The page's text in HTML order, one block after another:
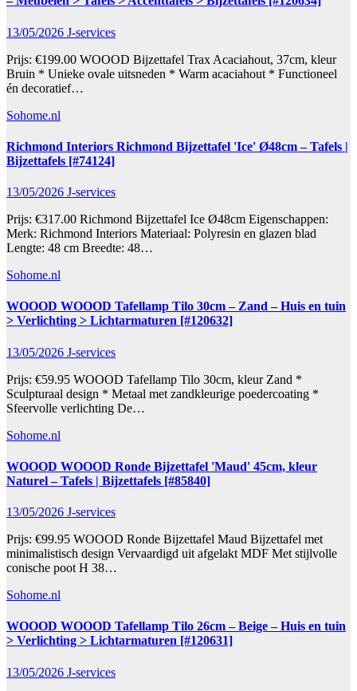
13/05/2026 J-services
Prijs: €199.00 WOOOD Bijzettafel Trax Acaciahout, 37cm, kleur
Bruin * Unieke ovale uitsneden * Warm acaciahout * Functioneel
én decoratief…
Sohome.nl
Richmond Interiors Richmond Bijzettafel 'Ice' Ø48cm – Tafels |
Bijzettafels [#74124]
13/05/2026 J-services
Prijs: €317.00 Richmond Bijzettafel Ice Ø48cm Eigenschappen:
Merk: Richmond Interiors Materiaal: Polyresin en glazen blad
Lengte: 48 cm Breedte: 48…
Sohome.nl
WOOOD WOOOD Tafellamp Tilo 30cm – Zand – Huis en tuin
> Verlichting > Lichtarmaturen [#120632]
13/05/2026 J-services
Prijs: €59.95 WOOOD Tafellamp Tilo 30cm, kleur Zand *
Sculpturaal design * Metaal met zandkleurige poedercoating *
Sfeervolle verlichting De…
Sohome.nl
WOOOD WOOOD Ronde Bijzettafel 'Maud' 45cm, kleur
Naturel – Tafels | Bijzettafels [#85840]
13/05/2026 J-services
Prijs: €99.95 WOOOD Ronde Bijzettafel Maud Bijzettafel met
minimalistisch design Vervaardigd uit afgelakt MDF Met stijlvolle
conische poot H 38…
Sohome.nl
WOOOD WOOOD Tafellamp Tilo 26cm – Beige – Huis en tuin
> Verlichting > Lichtarmaturen [#120631]
13/05/2026 J-services